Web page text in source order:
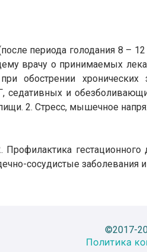
периода голодания 8 –
врачу о принимаемых
обострении
седативных и
2. Стресс, мышечное
сосудистые заболевания
©2017-
Политика